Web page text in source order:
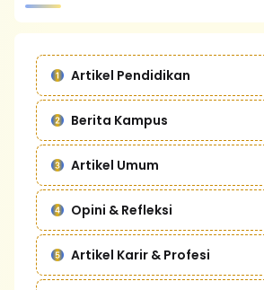
Artikel Pendidikan
Berita Kampus
Artikel Umum
Opini & Refleksi
Artikel Karir & Profesi